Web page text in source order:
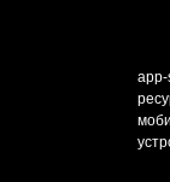
app-